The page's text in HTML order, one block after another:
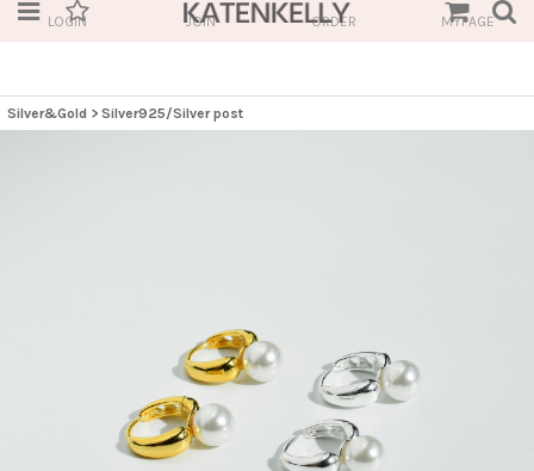
LOGIN JOIN ORDER MYPAGE
Silver&Gold > Silver925/Silver post